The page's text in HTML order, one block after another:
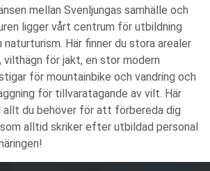
mellan Svenljungas samhälle och
ligger vårt centrum för utbildning
naturturism. Här finner du stora arealer
vilthägn för jakt, en stor modern
för mountainbike och vandring och
för tillvaratagande av vilt. Här
allt du behöver för att förbereda dig
alltid skriker efter utbildad personal